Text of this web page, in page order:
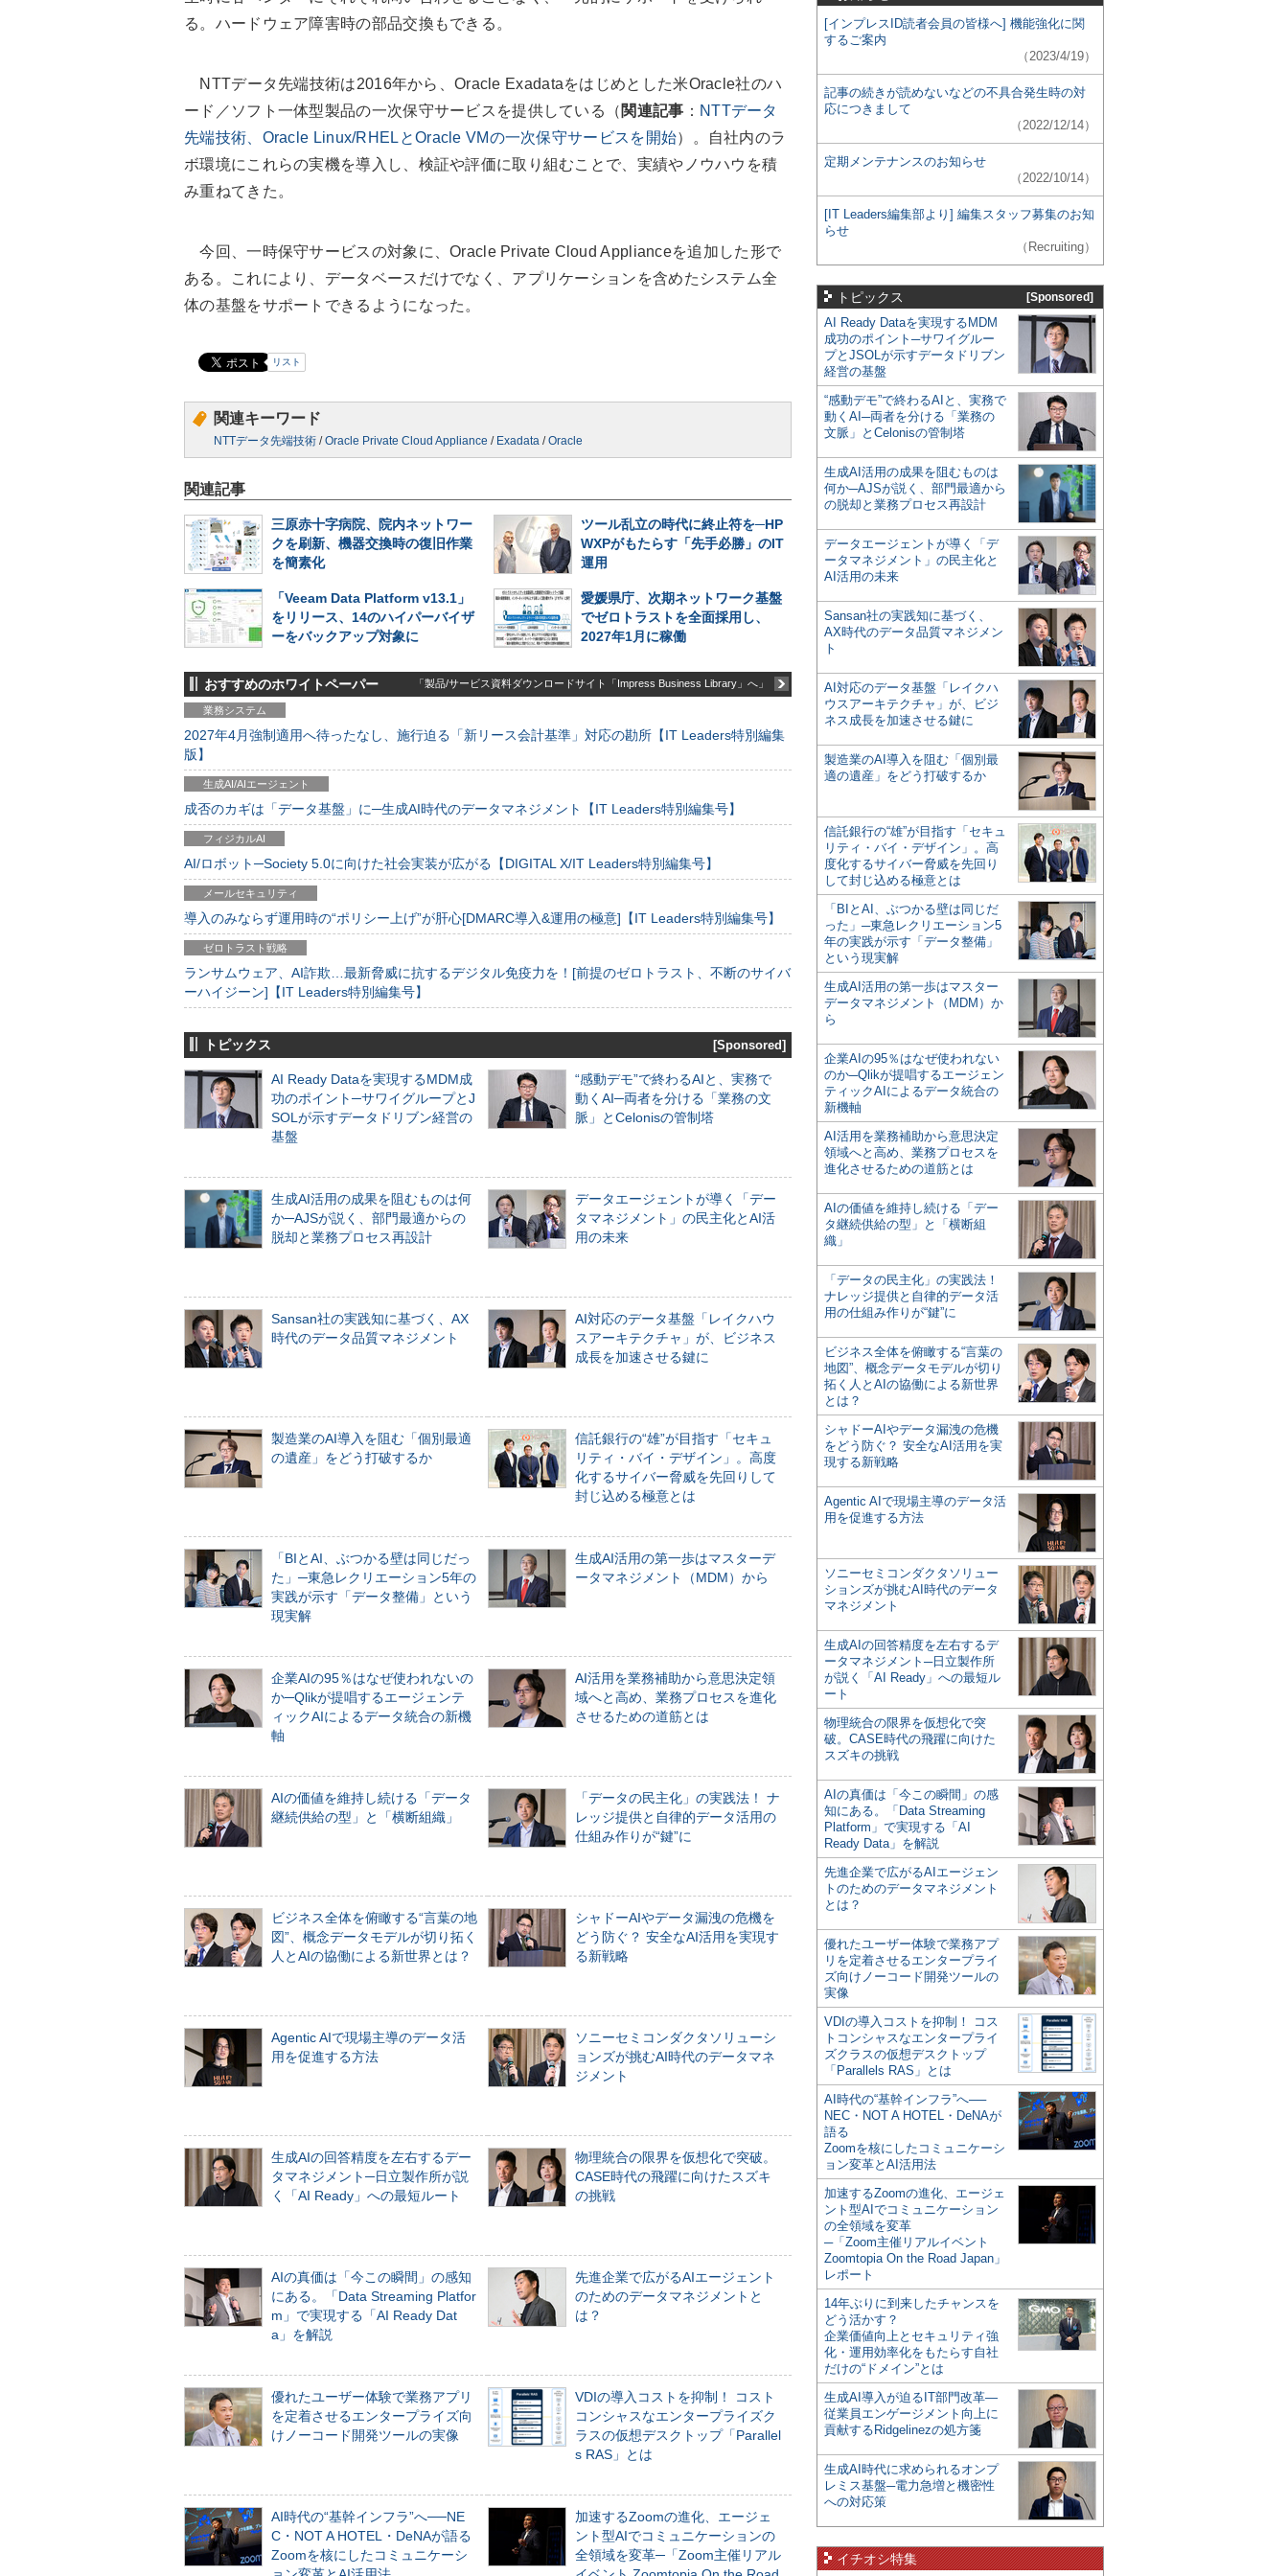
る。ハードウェア障害時の部品交換もできる。
NTTデータ先端技術は2016年から、Oracle Exadataをはじめとした米Oracle社のハ
ード／ソフト一体型製品の一次保守サービスを提供している（ 関連記事 ： NTTデータ
先端技術、Oracle Linux/RHELとOracle VMの一次保守サービスを開始）。自社内のラ
ボ環境にこれらの実機を導入し、検証や評価に取り組むことで、実績やノウハウを積
み重ねてきた。
今回、一時保守サービスの対象に、Oracle Private Cloud Applianceを追加した形で
ある。これにより、データベースだけでなく、アプリケーションを含めたシステム全
体の基盤をサポートできるようになった。
リスト
関連キーワード
NTTデータ先端技術 /Oracle Private Cloud Appliance / Exadata /Oracle
関連記事
三原赤十字病院、院内ネットワー
クを刷新、機器交換時の復旧作業
を簡素化
ツール乱立の時代に終止符を─HP
WXPがもたらす「先手必勝」のIT
運用
「Veeam Data Platform v13.1」
をリリース、14のハイパーバイザ
ーをバックアップ対象に
愛媛県庁、次期ネットワーク基盤
でゼロトラストを全面採用し、
2027年1月に稼働
おすすめのホワイトペーパー 「製品/サービス資料ダウンロードサイト「Impress Business Library」へ」
業務システム
2027年4月強制適用へ待ったなし、施行迫る「新リース会計基準」対応の勘所【IT Leaders特別編集
版】
生成AI/AIエージェント
成否のカギは「データ基盤」に─生成AI時代のデータマネジメント【IT Leaders特別編集号】
フィジカルAI
AI/ロボット─Society 5.0に向けた社会実装が広がる【DIGITAL X/IT Leaders特別編集号】
メールセキュリティ
導入のみならず運用時の“ポリシー上げ”が肝心[DMARC導入&運用の極意]【IT Leaders特別編集号】
ゼロトラスト戦略
ランサムウェア、AI詐欺…最新脅威に抗するデジタル免疫力を！[前提のゼロトラスト、不断のサイバ
ーハイジーン]【IT Leaders特別編集号】
トピックス [Sponsored]
AI Ready Dataを実現するMDM成
功のポイント─サワイグループとJ
SOLが示すデータドリブン経営の
基盤
“感動デモ”で終わるAIと、実務で
動くAI─両者を分ける「業務の文
脈」とCelonisの管制塔
生成AI活用の成果を阻むものは何
か─AJSが説く、部門最適からの
脱却と業務プロセス再設計
データエージェントが導く「デー
タマネジメント」の民主化とAI活
用の未来
Sansan社の実践知に基づく、AX
時代のデータ品質マネジメント
AI対応のデータ基盤「レイクハウ
スアーキテクチャ」が、ビジネス
成長を加速させる鍵に
製造業のAI導入を阻む「個別最適
の遺産」をどう打破するか
信託銀行の“雄”が目指す「セキュ
リティ・バイ・デザイン」。高度
化するサイバー脅威を先回りして
封じ込める極意とは
「BIとAI、ぶつかる壁は同じだっ
た」─東急レクリエーション5年の
実践が示す「データ整備」という
現実解
生成AI活用の第一歩はマスターデ
ータマネジメント（MDM）から
企業AIの95％はなぜ使われないの
か─Qlikが提唱するエージェンテ
ィックAIによるデータ統合の新機
軸
AI活用を業務補助から意思決定領
域へと高め、業務プロセスを進化
させるための道筋とは
AIの価値を維持し続ける「データ
継続供給の型」と「横断組織」
「データの民主化」の実践法！ ナ
レッジ提供と自律的データ活用の
仕組み作りが“鍵”に
ビジネス全体を俯瞰する“言葉の地
図”、概念データモデルが切り拓く
人とAIの協働による新世界とは？
シャドーAIやデータ漏洩の危機を
どう防ぐ？ 安全なAI活用を実現す
る新戦略
Agentic AIで現場主導のデータ活
用を促進する方法
ソニーセミコンダクタソリューシ
ョンズが挑むAI時代のデータマネ
ジメント
生成AIの回答精度を左右するデー
タマネジメント─日立製作所が説
く「AI Ready」への最短ルート
物理統合の限界を仮想化で突破。
CASE時代の飛躍に向けたスズキ
の挑戦
AIの真価は「今この瞬間」の感知
にある。「Data Streaming Platfor
m」で実現する「AI Ready Dat
a」を解説
先進企業で広がるAIエージェント
のためのデータマネジメントと
は？
優れたユーザー体験で業務アプリ
を定着させるエンタープライズ向
けノーコード開発ツールの実像
VDIの導入コストを抑制！ コスト
コンシャスなエンタープライズク
ラスの仮想デスクトップ「Parallel
s RAS」とは
AI時代の“基幹インフラ”へ──NE
C・NOT A HOTEL・DeNAが語る
Zoomを核にしたコミュニケーシ
加速するZoomの進化、エージェ
ント型AIでコミュニケーションの
全領域を変革─「Zoom主催リアル
[インプレスID読者会員の皆様へ] 機能強化に関
するご案内
（2023/4/19）
記事の続きが読めないなどの不具合発生時の対
応につきまして
（2022/12/14）
定期メンテナンスのお知らせ
（2022/10/14）
[IT Leaders編集部より] 編集スタッフ募集のお知
らせ
（Recruiting）
トピックス [Sponsored]
AI Ready Dataを実現するMDM
成功のポイント─サワイグルー
プとJSOLが示すデータドリブン
経営の基盤
“感動デモ”で終わるAIと、実務で
動くAI─両者を分ける「業務の
文脈」とCelonisの管制塔
生成AI活用の成果を阻むものは
何か─AJSが説く、部門最適から
の脱却と業務プロセス再設計
データエージェントが導く「デ
ータマネジメント」の民主化と
AI活用の未来
Sansan社の実践知に基づく、
AX時代のデータ品質マネジメン
ト
AI対応のデータ基盤「レイクハ
ウスアーキテクチャ」が、ビジ
ネス成長を加速させる鍵に
製造業のAI導入を阻む「個別最
適の遺産」をどう打破するか
信託銀行の“雄”が目指す「セキュ
リティ・バイ・デザイン」。高
度化するサイバー脅威を先回り
して封じ込める極意とは
「BIとAI、ぶつかる壁は同じだ
った」─東急レクリエーション5
年の実践が示す「データ整備」
という現実解
生成AI活用の第一歩はマスター
データマネジメント（MDM）か
ら
企業AIの95％はなぜ使われない
のか─Qlikが提唱するエージェン
ティックAIによるデータ統合の
新機軸
AI活用を業務補助から意思決定
領域へと高め、業務プロセスを
進化させるための道筋とは
AIの価値を維持し続ける「デー
タ継続供給の型」と「横断組
織」
「データの民主化」の実践法！
ナレッジ提供と自律的データ活
用の仕組み作りが“鍵”に
ビジネス全体を俯瞰する“言葉の
地図”、概念データモデルが切り
拓く人とAIの協働による新世界
とは？
シャドーAIやデータ漏洩の危機
をどう防ぐ？ 安全なAI活用を実
現する新戦略
Agentic AIで現場主導のデータ活
用を促進する方法
ソニーセミコンダクタソリュー
ションズが挑むAI時代のデータ
マネジメント
生成AIの回答精度を左右するデ
ータマネジメント─日立製作所
が説く「AI Ready」への最短ル
ート
物理統合の限界を仮想化で突
破。CASE時代の飛躍に向けた
スズキの挑戦
AIの真価は「今この瞬間」の感
知にある。「Data Streaming
Platform」で実現する「AI
Ready Data」を解説
先進企業で広がるAIエージェン
トのためのデータマネジメント
とは？
優れたユーザー体験で業務アプ
リを定着させるエンタープライ
ズ向けノーコード開発ツールの
実像
VDIの導入コストを抑制！ コス
トコンシャスなエンタープライ
ズクラスの仮想デスクトップ
「Parallels RAS」とは
AI時代の“基幹インフラ”へ──
NEC・NOT A HOTEL・DeNAが
語る
Zoomを核にしたコミュニケーシ
ョン変革とAI活用法
加速するZoomの進化、エージェ
ント型AIでコミュニケーション
の全領域を変革
─「Zoom主催リアルイベント
Zoomtopia On the Road Japan」
レポート
14年ぶりに到来したチャンスを
どう活かす？
企業価値向上とセキュリティ強
化・運用効率化をもたらす自社
だけの“ドメイン”とは
生成AI導入が迫るIT部門改革―
従業員エンゲージメント向上に
貢献するRidgelinezの処方箋
生成AI時代に求められるオンプ
レミス基盤─電力急増と機密性
への対応策
イチオシ特集